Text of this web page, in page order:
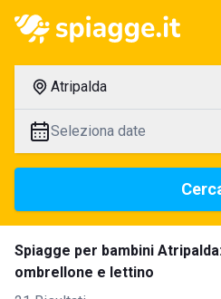
Atripalda
Seleziona date
Spiagge per bambini
ombrellone e lettino